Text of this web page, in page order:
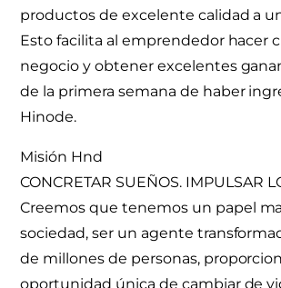
productos de excelente calidad a
Esto facilita al emprendedor hacer
negocio y obtener excelentes
de la primera semana de haber
Hinode.
Misión Hnd
CONCRETAR SUEÑOS. IMPULSAR
Creemos que tenemos un papel
sociedad, ser un agente
de millones de personas,
oportunidad única de cambiar de